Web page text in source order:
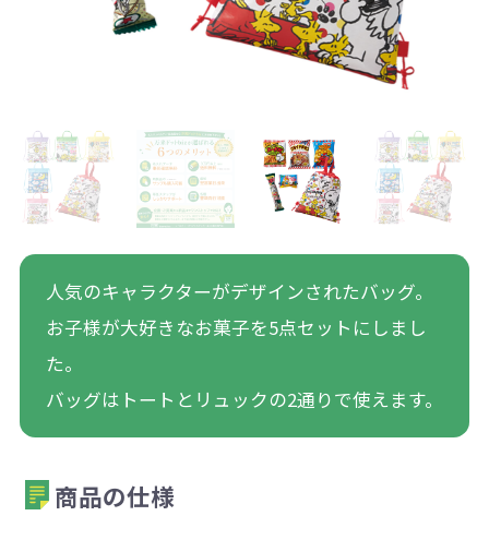
人気のキャラクターがデザインされたバッグ。
お子様が大好きなお菓子を5点セットにしまし
た。
バッグはトートとリュックの2通りで使えます。
商品の仕様